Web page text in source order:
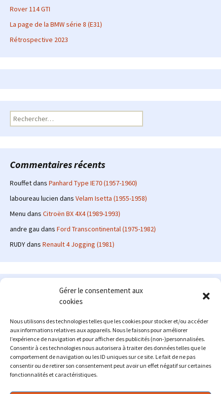
Gérer le consentement aux
cookies
Nous utilisons des technologies telles que les cookies pour stocker et/ou accéder
aux informations relatives aux appareils. Nous le faisons pour améliorer
l’expérience de navigation et pour afficher des publicités (non-)personnalisées.
Consentir à ces technologies nous autorisera à traiter des données telles que le
comportement de navigation ou les ID uniques sur ce site. Le fait de ne pas
consentir ou de retirer son consentement peut avoir un effet négatif sur certaines
fonctionnalités et caractéristiques.
Rover 114 GTI
La page de la BMW série 8 (E31)
Rétrospective 2023
Rechercher :
Commentaires récents
Rouffetdans Panhard Type IE70 (1957-1960)
laboureau lucien dans Velam Isetta (1955-1958)
Menu dans Citroën BX 4X4 (1989-1993)
andre gau dans Ford Transcontinental (1975-1982)
RUDYdans Renault 4 Jogging (1981)
Le site en quelques mots
: passionné d'automobile ancienne depuis de
nombreuses années, j'ai commencé à partager ma passion sur
internet à partir de 2009 au travers d'un blog qui a connu un relatif
succès. Fin 2013, je décide de prendre mon autonomie et me lancer
avec mon propre site : l'Automobile Ancienne.
Me contacter : alex(at)lautomobileancienne.com